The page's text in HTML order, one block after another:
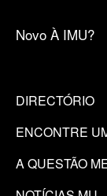
Novo À IMU?
DIRECTÓRIO
ENCONTRE
A QUESTÃO